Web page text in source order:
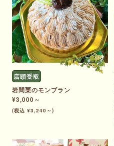
店頭受取
岩間栗のモンブラン
¥3,000～
(税込 ¥3,240～)